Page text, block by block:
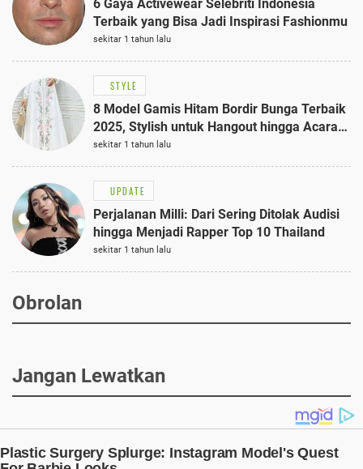
6 Gaya Activewear Selebriti Indonesia
Terbaik yang Bisa Jadi Inspirasi Fashionmu
sekitar 1 tahun lalu
STYLE
8 Model Gamis Hitam Bordir Bunga Terbaik
2025, Stylish untuk Hangout hingga Acara
Semi-Formal
sekitar 1 tahun lalu
UPDATE
Perjalanan Milli: Dari Sering Ditolak Audisi
hingga Menjadi Rapper Top 10 Thailand
sekitar 1 tahun lalu
Obrolan
Jangan Lewatkan